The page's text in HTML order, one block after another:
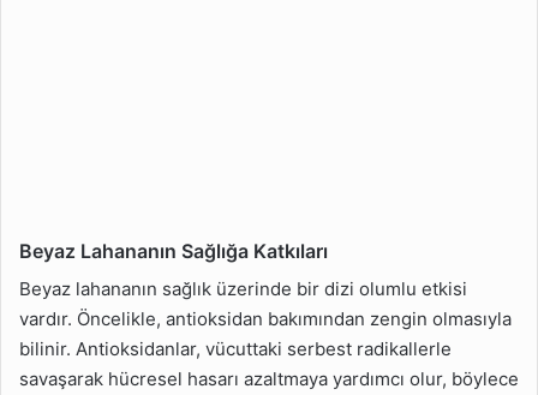
Ekonomik Değeri Nedir?
Beyaz Lahana Suyunun
Beyaz Lahananın Sağlığa Katkıları
Beyaz lahananın sağlık üzerinde bir dizi olumlu etkisi
vardır. Öncelikle, antioksidan bakımından zengin olmasıyla
bilinir. Antioksidanlar, vücuttaki serbest radikallerle
savaşarak hücresel hasarı azaltmaya yardımcı olur, böylece